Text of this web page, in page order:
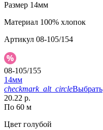
Размер 14мм
Материал 100% хлопок
Артикул 08-105/154
08-105/155
14мм
checkmark_alt_circleВыбрать
20.22 р.
По 60 м
Цвет голубой